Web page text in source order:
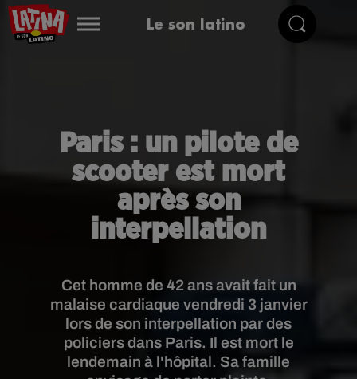
Le son latino
Paris : un pilote de
scooter est mort
après son
interpellation
Cet homme de 42 ans avait fait un
malaise cardiaque vendredi 3 janvier
lors de son interpellation par des
policiers dans Paris. Il est mort le
lendemain à l'hôpital. Sa famille